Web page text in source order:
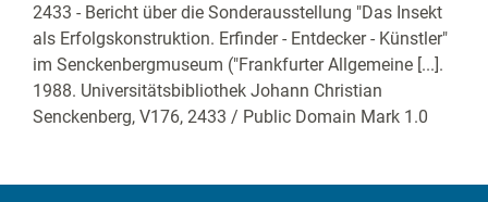
2433 - Bericht über die Sonderausstellung "Das Insekt
als Erfolgskonstruktion. Erfinder - Entdecker - Künstler"
im Senckenbergmuseum ("Frankfurter Allgemeine [...].
1988. Universitätsbibliothek Johann Christian
Senckenberg, V176, 2433 / Public Domain Mark 1.0